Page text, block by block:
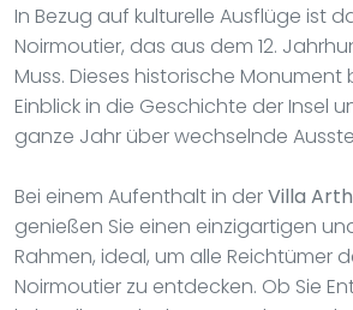
In Bezug auf kulturelle Ausflüge ist
Noirmoutier, das aus dem 12.
Muss. Dieses historische Monument
Einblick in die Geschichte der Insel
ganze Jahr über wechselnde
Bei einem Aufenthalt in derVilla
genießen Sie einen einzigartigen
Rahmen, ideal, um alle Reichtümer
Noirmoutier zu entdecken. Ob Sie